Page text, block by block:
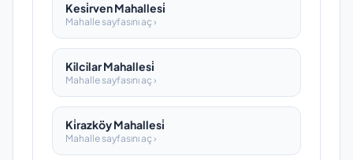
Kesi̇rven Mahallesi̇
Mahalle sayfasını aç ›
Kilcilar Mahallesi̇
Mahalle sayfasını aç ›
Ki̇razköy Mahallesi̇
Mahalle sayfasını aç ›